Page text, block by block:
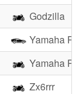
Godzilla
Yamaha R1
Yamaha R1
Zx6rrr